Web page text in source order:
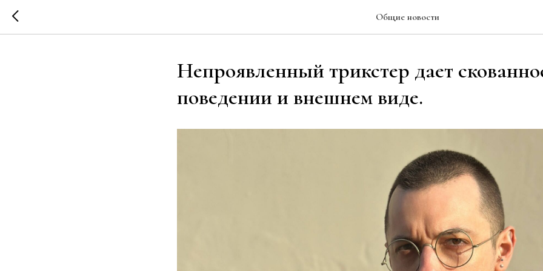
Общие новости
Непроявленный трикстер дает
поведении и внешнем виде.